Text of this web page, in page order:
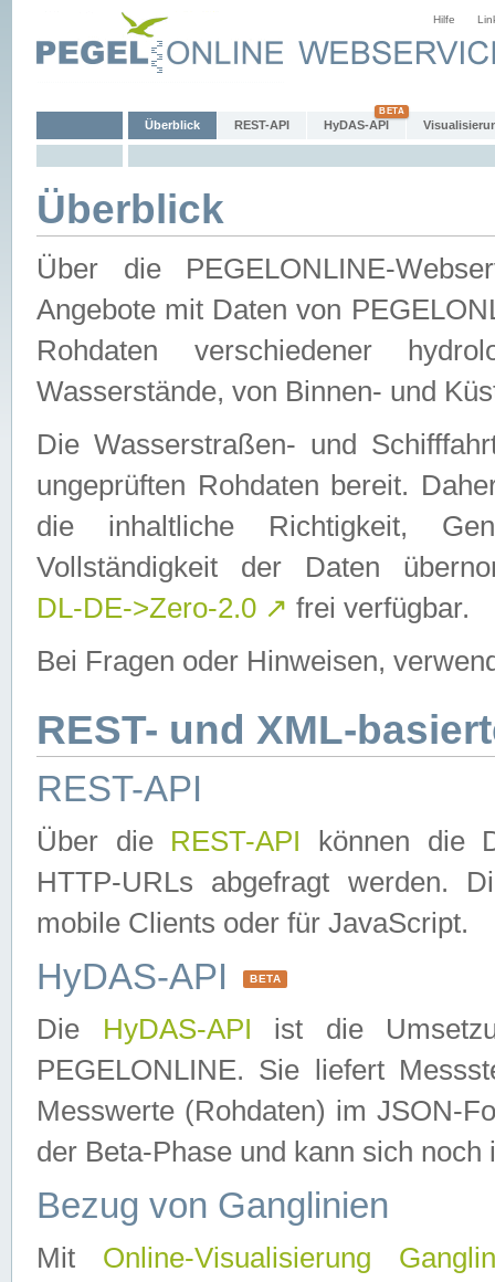
Hilfe
Überblick REST-API HyDAS-API
Überblick
Über die PEGELONLINE-
Angebote mit Daten von
Rohdaten verschiedener
Wasserstände, von Binnen- und
Die Wasserstraßen- und
ungeprüften Rohdaten bereit.
die inhaltliche Richtigkeit,
Vollständigkeit der Daten
DL-DE->Zero-2.0 ↗ frei verfügbar.
Bei Fragen oder Hinweisen,
REST- und XML-
REST-API
Über die REST-API können die
HTTP-URLs abgefragt werden.
mobile Clients oder für JavaScript.
HyDAS-API BETA
Die HyDAS-API ist die
PEGELONLINE. Sie liefert
Messwerte (Rohdaten) im JSON-
der Beta-Phase und kann sich noch
Bezug von Ganglinien
Mit Online-Visualisierung